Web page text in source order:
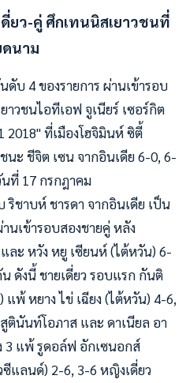
ยว-คู่ ศึกเทนนิสเยาวชนที่
ดนาม
บ 4 ของรายการ ผ่านเข้ารอบ
าวชนไอทีเอฟ จูเนียร์ เซอร์กิต
2018" ที่เมืองโฮจิมินห์ ซิตี้
นะ ชีจิต เซน จากอินเดีย 6-0, 6-
ที่ 17 กรกฎาคม
ชาบห์ ชารดา จากอินเดีย เป็น
นเข้ารอบสองชายคู่ หลัง
ละ หวัง หยู เซียนห์ (ไต้หวัน) 6-
ดังนี้ ชายเดี่ยว รอบแรก กันติ
พ้ หยาง ไข่ เฉียง (ไต้หวัน) 4-6,
นันท์โอภาส และ ดาเนียล อา
3 แพ้ รูดอล์ฟ อักเซนอกส์
แลนด์) 2-6, 3-6 หญิงเดี่ยว